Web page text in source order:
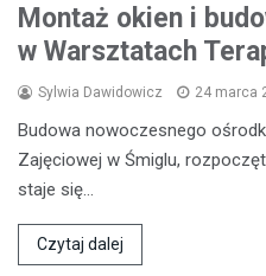
Montaż okien i
w Warsztatach
Sylwia Dawidowicz 24 marca
Budowa nowoczesnego
Zajęciowej w Śmiglu,
staje się…
Czytaj dalej